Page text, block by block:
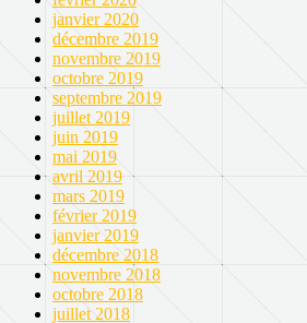
janvier 2020
décembre 2019
novembre 2019
octobre 2019
septembre 2019
juillet 2019
juin 2019
mai 2019
avril 2019
mars 2019
février 2019
janvier 2019
décembre 2018
novembre 2018
octobre 2018
juillet 2018